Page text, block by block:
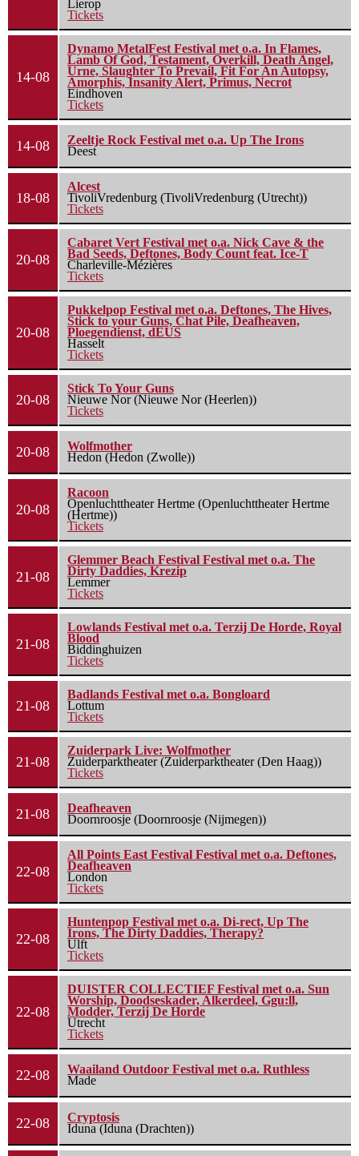
Lierop
Tickets
14-08
Dynamo MetalFest Festival met o.a. In Flames,
Lamb Of God, Testament, Overkill, Death Angel,
Urne, Slaughter To Prevail, Fit For An Autopsy,
Amorphis, Insanity Alert, Primus, Necrot
Eindhoven
Tickets
14-08
Zeeltje Rock Festival met o.a. Up The Irons
Deest
18-08
Alcest
TivoliVredenburg (TivoliVredenburg (Utrecht))
Tickets
20-08
Cabaret Vert Festival met o.a. Nick Cave & the
Bad Seeds, Deftones, Body Count feat. Ice-T
Charleville-Mézières
Tickets
20-08
Pukkelpop Festival met o.a. Deftones, The Hives,
Stick to your Guns, Chat Pile, Deafheaven,
Ploegendienst, dEUS
Hasselt
Tickets
20-08
Stick To Your Guns
Nieuwe Nor (Nieuwe Nor (Heerlen))
Tickets
20-08
Wolfmother
Hedon (Hedon (Zwolle))
20-08
Racoon
Openluchttheater Hertme (Openluchttheater Hertme
(Hertme))
Tickets
21-08
Glemmer Beach Festival Festival met o.a. The
Dirty Daddies, Krezip
Lemmer
Tickets
21-08
Lowlands Festival met o.a. Terzij De Horde, Royal
Blood
Biddinghuizen
Tickets
21-08
Badlands Festival met o.a. Bongloard
Lottum
Tickets
21-08
Zuiderpark Live: Wolfmother
Zuiderparktheater (Zuiderparktheater (Den Haag))
Tickets
21-08
Deafheaven
Doornroosje (Doornroosje (Nijmegen))
22-08
All Points East Festival Festival met o.a. Deftones,
Deafheaven
London
Tickets
22-08
Huntenpop Festival met o.a. Di-rect, Up The
Irons, The Dirty Daddies, Therapy?
Ulft
Tickets
22-08
DUISTER COLLECTIEF Festival met o.a. Sun
Worship, Doodseskader, Alkerdeel, Ggu:ll,
Modder, Terzij De Horde
Utrecht
Tickets
22-08
Waailand Outdoor Festival met o.a. Ruthless
Made
22-08
Cryptosis
Iduna (Iduna (Drachten))